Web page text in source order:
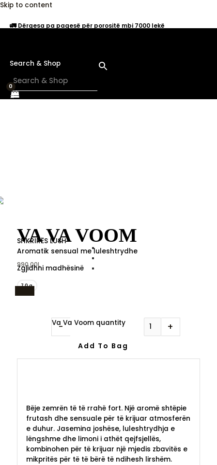
Skip to content
🚛Dërgesa pa pagesë për porositë mbi 7000 lekë
Search & Shop
×
VA VA VOOM
990.00L
SHKRIRËS LUSH
Aromatik sensual me luleshtrydhe
Zgjidhni madhësinë
70g
-
Va Va Voom quantity +
Add To Bag
Bëje zemrën të të rrahë fort. Një aromë shtëpie
frutash dhe sensuale për të krijuar atmosferën
e duhur. Jasemina joshëse, luleshtrydhja e
lëngshme dhe limoni i athët qejfsjellës,
kombinohen për të krijuar një mjedis zbavitës e
mikpritës për të të bërë të ndihesh lirshëm.